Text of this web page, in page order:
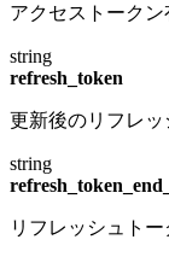
アクセストーク
string
refresh_token
更新後のリフレ
string
リフレッシュト